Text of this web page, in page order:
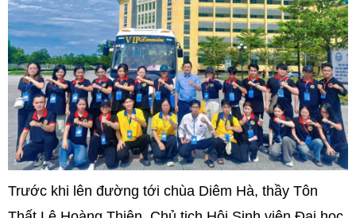
Trước khi lên đường tới chùa Diêm Hà, thầy Tôn